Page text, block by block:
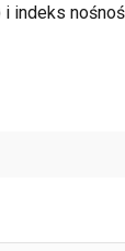
indeks